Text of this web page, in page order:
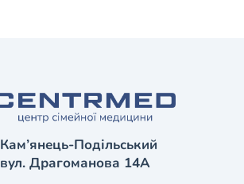
Кам’янець-Подільський
вул. Драгоманова 14А